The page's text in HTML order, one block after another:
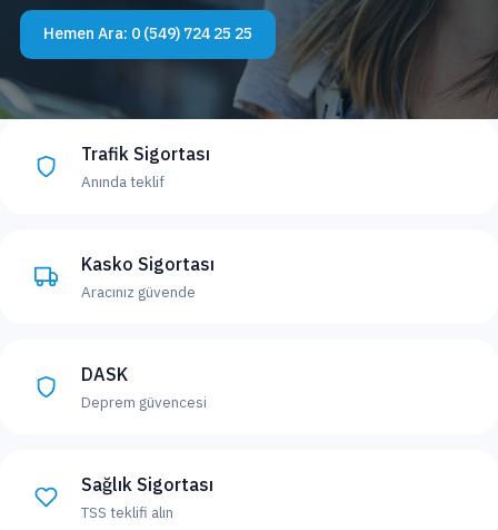
Hemen Ara: 0 (549) 724 25 25
Trafik Sigortası
Anında teklif
Kasko Sigortası
Aracınız güvende
DASK
Deprem güvencesi
Sağlık Sigortası
TSS teklifi alın